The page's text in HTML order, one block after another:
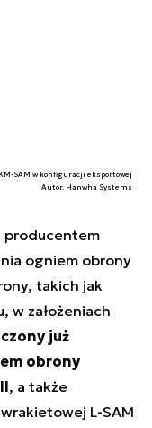
SAM w konfiguracji eksportowej
Autor. Hanwha Systems
producentem
ogniem obrony
takich jak
w założeniach
już
obrony
, a także
L-SAM